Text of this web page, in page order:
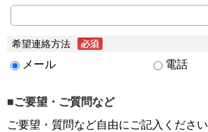
希望連絡方法
メール 電話
■ご要望・ご質問など
ご要望・質問など自由にご記入ください